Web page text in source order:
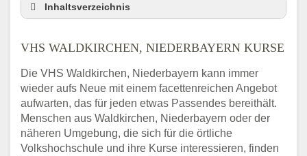
Inhaltsverzeichnis
Niederbayern und Umgebung
Abendschule Waldkirchen, Niederbayern
Kurssuche
VHS Waldkirchen, Niederbayern Kurse
VHS Waldkirchen, Niederbayern –
Öffnungszeiten und Telefonnummer
VHS WALDKIRCHEN, NIEDERBAYERN KURSE
Die VHS Waldkirchen, Niederbayern kann immer
wieder aufs Neue mit einem facettenreichen Angebot
aufwarten, das für jeden etwas Passendes bereithält.
Menschen aus Waldkirchen, Niederbayern oder der
näheren Umgebung, die sich für die örtliche
Volkshochschule und ihre Kurse interessieren, finden